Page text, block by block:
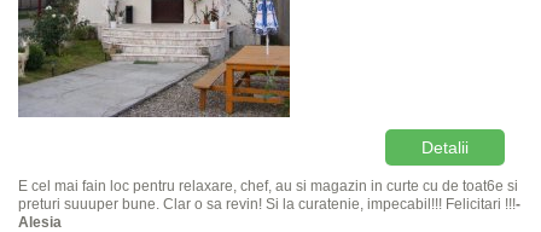
Detalii
E cel mai fain loc pentru relaxare, chef, au si magazin in curte cu de toat6e si
preturi suuuper bune. Clar o sa revin! Si la curatenie, impecabil!!! Felicitari !!!-
Alesia